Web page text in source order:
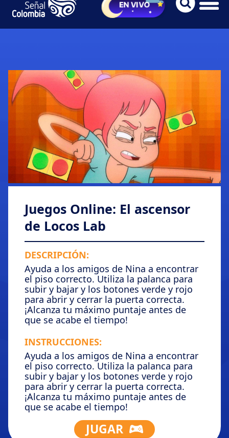
Juegos Online: El ascensor
de Locos Lab
DESCRIPCIÓN:
Ayuda a los amigos de Nina a encontrar
el piso correcto. Utiliza la palanca para
subir y bajar y los botones verde y rojo
para abrir y cerrar la puerta correcta.
¡Alcanza tu máximo puntaje antes de
que se acabe el tiempo!
INSTRUCCIONES:
Ayuda a los amigos de Nina a encontrar
el piso correcto. Utiliza la palanca para
subir y bajar y los botones verde y rojo
para abrir y cerrar la puerta correcta.
¡Alcanza tu máximo puntaje antes de
que se acabe el tiempo!
JUGAR